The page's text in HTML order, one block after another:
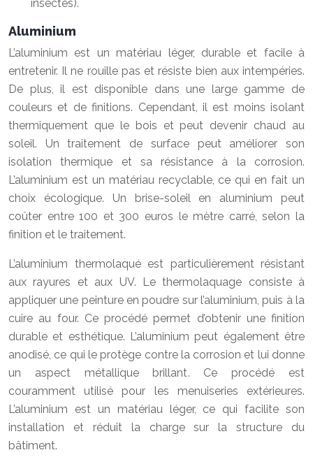
insectes).
Aluminium
L’aluminium est un matériau léger, durable et facile à
entretenir. Il ne rouille pas et résiste bien aux intempéries.
De plus, il est disponible dans une large gamme de
couleurs et de finitions. Cependant, il est moins isolant
thermiquement que le bois et peut devenir chaud au
soleil. Un traitement de surface peut améliorer son
isolation thermique et sa résistance à la corrosion.
L’aluminium est un matériau recyclable, ce qui en fait un
choix écologique. Un brise-soleil en aluminium peut
coûter entre 100 et 300 euros le mètre carré, selon la
finition et le traitement.
L’aluminium thermolaqué est particulièrement résistant
aux rayures et aux UV. Le thermolaquage consiste à
appliquer une peinture en poudre sur l’aluminium, puis à la
cuire au four. Ce procédé permet d’obtenir une finition
durable et esthétique. L’aluminium peut également être
anodisé, ce qui le protège contre la corrosion et lui donne
un aspect métallique brillant. Ce procédé est
couramment utilisé pour les menuiseries extérieures.
L’aluminium est un matériau léger, ce qui facilite son
installation et réduit la charge sur la structure du
bâtiment.